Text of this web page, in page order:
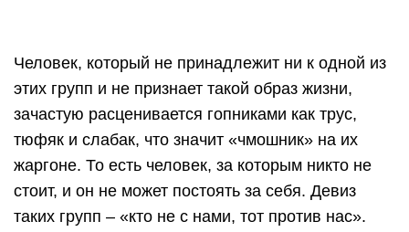
Человек, который не принадлежит ни к одной из
этих групп и не признает такой образ жизни,
зачастую расценивается гопниками как трус,
тюфяк и слабак, что значит «чмошник» на их
жаргоне. То есть человек, за которым никто не
стоит, и он не может постоять за себя. Девиз
таких групп – «кто не с нами, тот против нас».